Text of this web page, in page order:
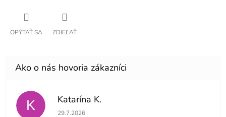
OPÝTAŤ SA ZDIEĽAŤ
K Katarína K.
Hodnotenie obchodu je 5 z 5 hviezdičiek.
29.7.2026